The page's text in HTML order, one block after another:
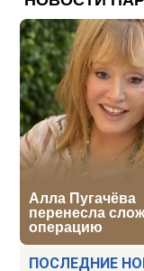
ПОСЛЕДНИЕ